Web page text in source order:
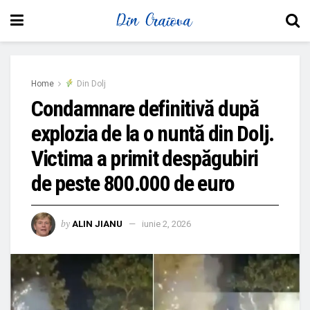
Home Din Dolj
Condamnare definitivă după
explozia de la o nuntă din Dolj.
Victima a primit despăgubiri
de peste 800.000 de euro
by ALIN JIANU iunie 2, 2026